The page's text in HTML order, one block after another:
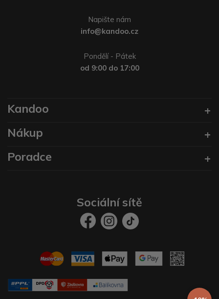
Napište nám
info@kandoo.cz
Pondělí - Pátek
od 9:00 do 17:00
Kandoo
Nákup
Poradce
Sociální sítě